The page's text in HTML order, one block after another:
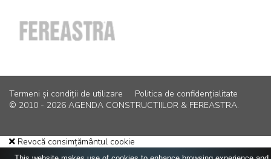
Termeni și condiții de utilizare
Politica de confidențialitate
© 2010 - 2026 AGENDA CONSTRUCTIILOR & FEREASTRA.
Revocă consimțământul cookie